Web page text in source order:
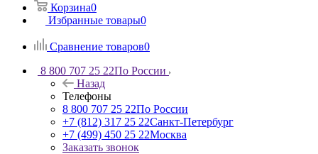
Корзина0
Избранные товары0
Сравнение товаров0
8 800 707 25 22По России
Назад
Телефоны
8 800 707 25 22По России
+7 (812) 317 25 22Санкт-Петербург
+7 (499) 450 25 22Москва
Заказать звонок